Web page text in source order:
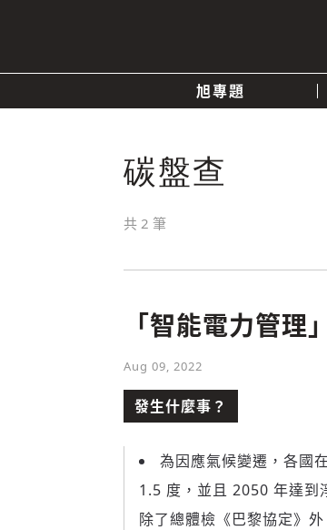
旭專題
政治
碳盤查
共 2 筆
「智能電力管
Aug 09, 2022
發生什麼事？
為因應氣候變遷，各國在
1.5 度，並且 2050 年達到
除了總體檢《巴黎協定》